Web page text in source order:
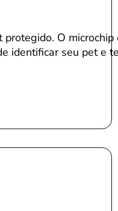
O
identificar seu pet e